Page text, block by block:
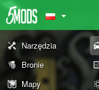
Narzędzia
Bronie
Mapy